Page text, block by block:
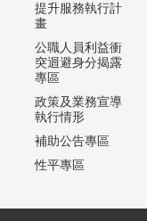
提升服務執行計
畫
公職人員利益衝
突迴避身分揭露
專區
政策及業務宣導
執行情形
補助公告專區
性平專區